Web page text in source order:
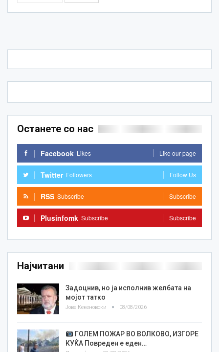
Останете со нас
Facebook Likes Like our page
Twitter Followers Follow Us
RSS Subscribe Subscribe
Plusinfomk Subscribe Subscribe
Најчитани
Задоцнив, но ја исполнив желбата на
мојот татко
Јове Кекеновски 08/08/2026
ГОЛЕМ ПОЖАР ВО ВОЛКОВО, ИЗГОРЕ
КУЌА Повреден е еден…